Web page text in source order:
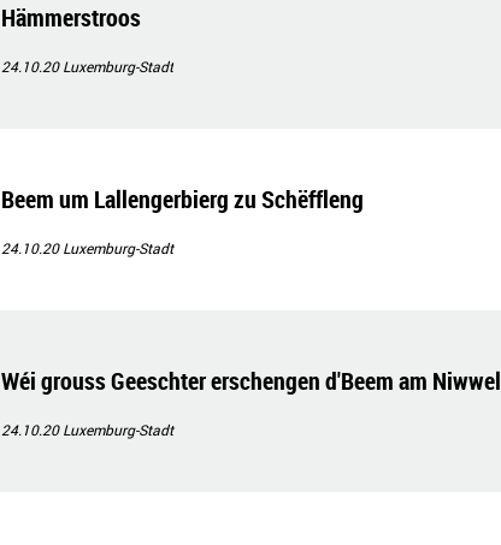
Hämmerstroos
24.10.20Luxemburg-Stadt
Beem um Lallengerbierg zu Schëffleng
24.10.20Luxemburg-Stadt
Wéi grouss Geeschter erschengen d'Beem am Niwwel
24.10.20Luxemburg-Stadt